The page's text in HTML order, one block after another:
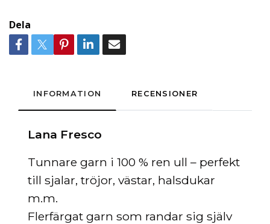
Dela
INFORMATION RECENSIONER
Lana Fresco
Tunnare garn i 100 % ren ull – perfekt
till sjalar, tröjor, västar, halsdukar
m.m.
Flerfärgat garn som randar sig själv